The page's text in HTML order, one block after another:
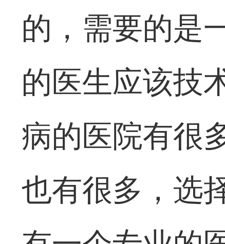
的，需要的是
的医生应该技
病的医院有很
也有很多，选